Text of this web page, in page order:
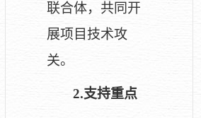
联合体，共同开
展项目技术攻
关。
2.支持重点